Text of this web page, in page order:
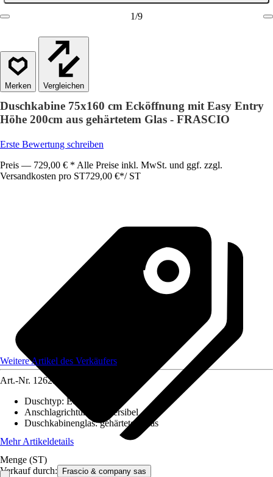
1/9
Vergleichen
Duschkabine 75x160 cm Ecköffnung mit Easy Entry
Höhe 200cm aus gehärtetem Glas - FRASCIO
Erste Bewertung schreiben
Preis — 729,00 € * Alle Preise inkl. MwSt. und ggf. zzgl.
Versandkosten pro ST729,00 €*/ ST
Verkauf durch: Frascio & company sas
Weitere Artikel des Verkäufers
Art.-Nr. 12629348
Duschtyp: Eckeinstieg
Anschlagrichtung
Reversibel
Duschkabinenglas:gehärtetes Glas
Mehr Artikeldetails
Menge (ST)